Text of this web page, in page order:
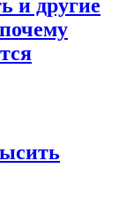
и другие